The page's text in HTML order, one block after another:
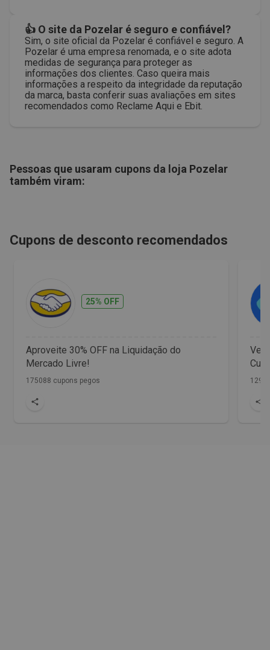
👍 O site da Pozelar é seguro e confiável?
Sim, o site oficial da Pozelar é confiável e seguro. A
Pozelar é uma empresa renomada, e o site adota
medidas de segurança para proteger as
informações dos clientes. Caso queira mais
informações a respeito da integridade da reputação
da marca, basta conferir suas avaliações em sites
recomendados como Reclame Aqui e Ebit.
Pessoas que usaram cupons da loja Pozelar
também viram:
Cupons de desconto recomendados
25% OFF
Aproveite 30% OFF na Liquidação do
Mercado Livre!
175088 cupons pegos
Vet
1298